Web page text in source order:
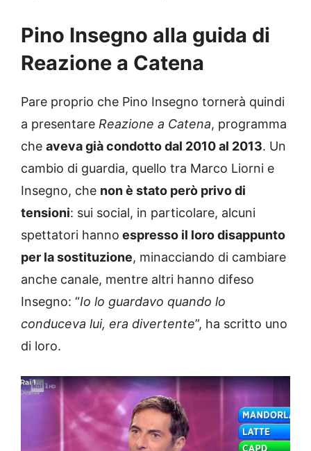
Pino Insegno alla guida di
Reazione a Catena
Pare proprio che Pino Insegno tornerà quindi
a presentare Reazione a Catena, programma
che aveva già condotto dal 2010 al 2013. Un
cambio di guardia, quello tra Marco Liorni e
Insegno, che non è stato però privo di
tensioni: sui social, in particolare, alcuni
spettatori hanno espresso il loro disappunto
per la sostituzione, minacciando di cambiare
anche canale, mentre altri hanno difeso
Insegno: “Io lo guardavo quando lo
conduceva lui, era divertente”, ha scritto uno
di loro.